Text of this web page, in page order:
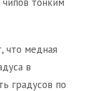
что медная
в
градусов по